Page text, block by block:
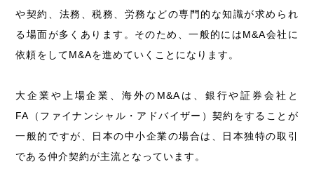
や契約、法務、税務、労務などの専門的な知識が求められ
る場面が多くあります。そのため、一般的にはM&A会社に
依頼をしてM&Aを進めていくことになります。
大企業や上場企業、海外のM&Aは、銀行や証券会社と
FA（ファイナンシャル・アドバイザー）契約をすることが
一般的ですが、日本の中小企業の場合は、日本独特の取引
である仲介契約が主流となっています。